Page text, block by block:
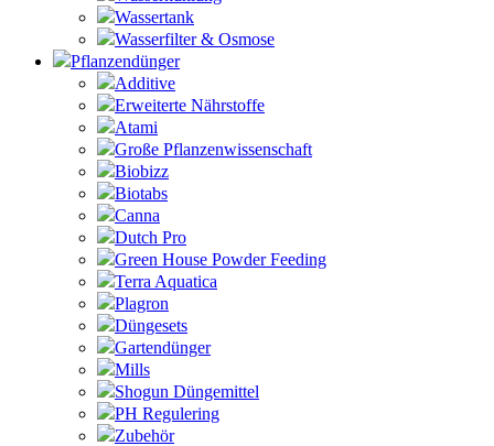
Wassertank
Wasserfilter & Osmose
Pflanzendünger
Additive
Erweiterte Nährstoffe
Atami
Große Pflanzenwissenschaft
Biobizz
Biotabs
Canna
Dutch Pro
Green House Powder Feeding
Terra Aquatica
Plagron
Düngesets
Gartendünger
Mills
Shogun Düngemittel
PH Regulering
Zubehör